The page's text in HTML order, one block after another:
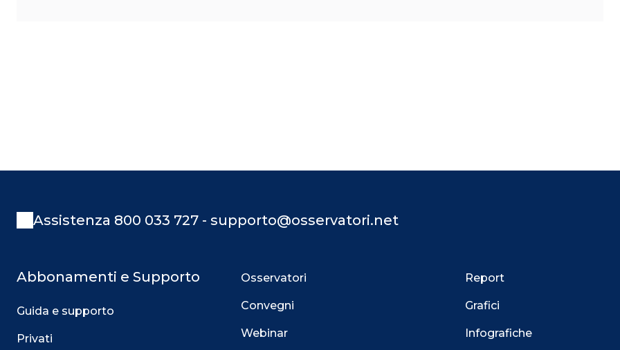
Assistenza 800 033 727 - supporto@osservatori.net
Abbonamenti e Supporto
Guida e supporto
Privati
Osservatori
Convegni
Webinar
Report
Grafici
Infografiche